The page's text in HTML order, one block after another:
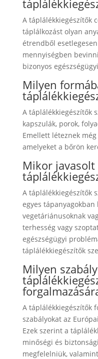
A táplálékkiegészítők
táplálkozást olyan
étrendből
mennyiségben
bizonyos
Milyen
A táplálékkiegészítők
kapszulák, porok,
Emellett léteznek
amelyeket a bőrön
Mikor javasolt
A táplálékkiegészítők
egyes
vegetáriánusoknak
terhesség vagy
egészségügyi
táplálékkiegészítők
Milyen
A táplálékkiegészítők
szabályokat az
Ezek szerint a
minőségi és
megfelelniük,